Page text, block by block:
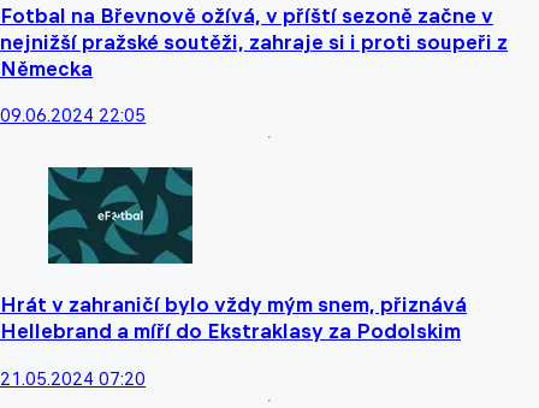
Fotbal na Břevnově ožívá, v příští sezoně začne v
nejnižší pražské soutěži, zahraje si i proti soupeři z
Německa
09.06.2024 22:05
Hrát v zahraničí bylo vždy mým snem, přiznává
Hellebrand a míří do Ekstraklasy za Podolskim
21.05.2024 07:20